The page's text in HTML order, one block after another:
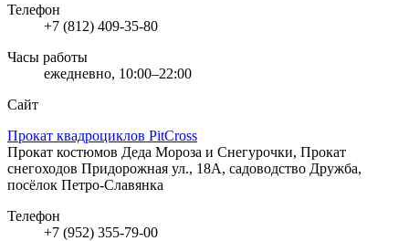
Телефон
+7 (812) 409-35-80
Часы работы
ежедневно, 10:00–22:00
Сайт
Прокат квадроциклов PitCross
Прокат костюмов Деда Мороза и Снегурочки, Прокат
снегоходов Придорожная ул., 18А, садоводство Дружба,
посёлок Петро-Славянка
Телефон
+7 (952) 355-79-00